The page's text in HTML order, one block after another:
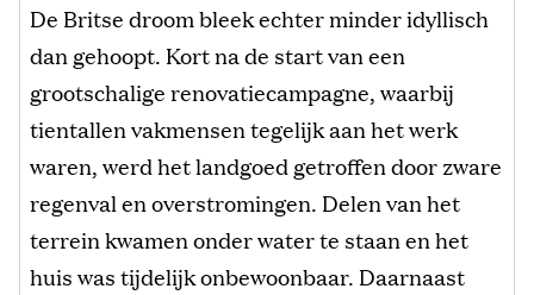
De Britse droom bleek echter minder idyllisch
dan gehoopt. Kort na de start van een
grootschalige renovatiecampagne, waarbij
tientallen vakmensen tegelijk aan het werk
waren, werd het landgoed getroffen door zware
regenval en overstromingen. Delen van het
terrein kwamen onder water te staan en het
huis was tijdelijk onbewoonbaar. Daarnaast